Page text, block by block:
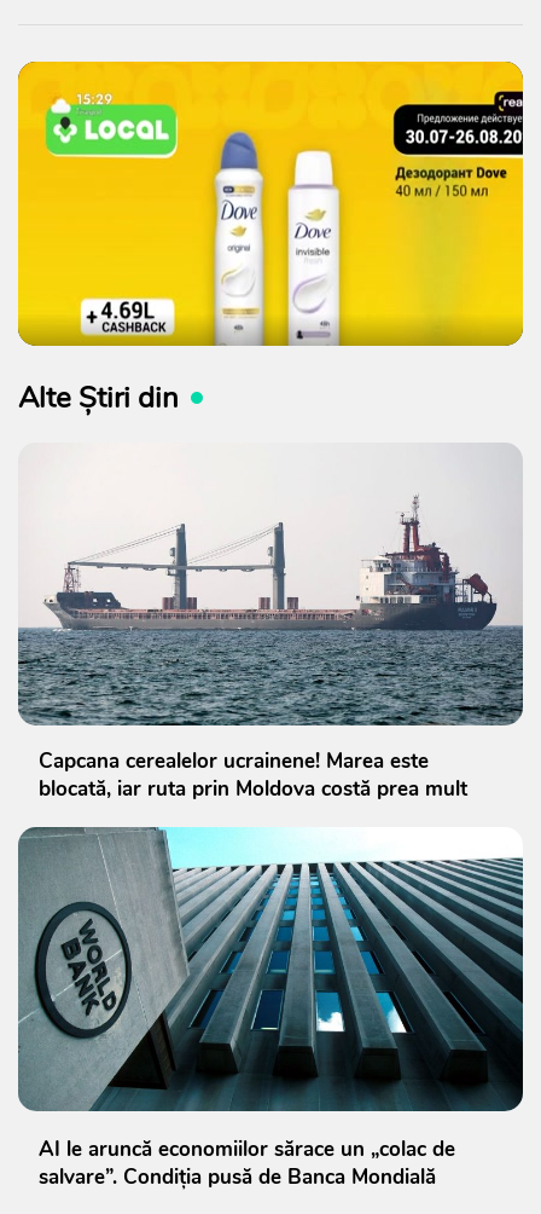
Alte Știri din
Capcana cerealelor ucrainene! Marea este
blocată, iar ruta prin Moldova costă prea mult
AI le aruncă economiilor sărace un „colac de
salvare”. Condiția pusă de Banca Mondială